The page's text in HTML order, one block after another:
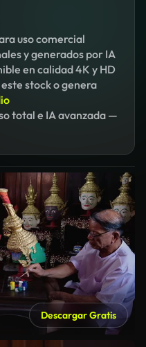
uso comercial
y generados por IA
en calidad 4K y HD
stock o genera
total e IA avanzada —
Descargar Gratis